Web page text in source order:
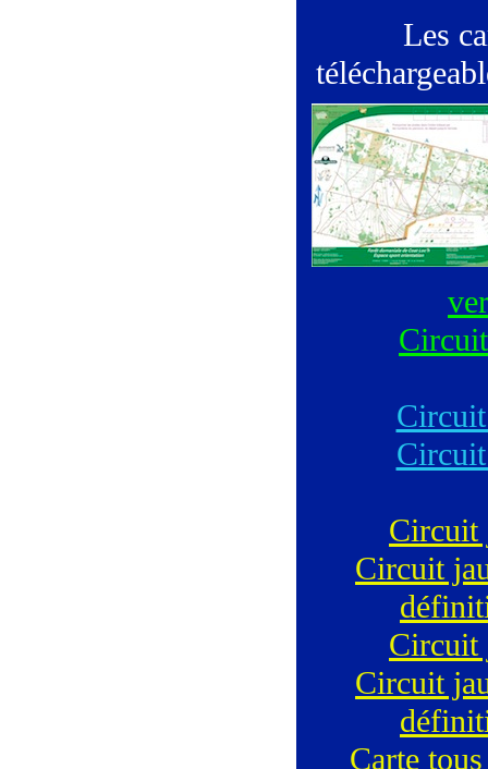
Les
Circuit
Circuit
Circuit
Circuit
Carte